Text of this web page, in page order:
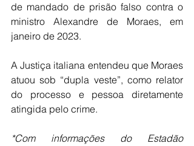
de mandado de prisão falso contra o
ministro Alexandre de Moraes, em
janeiro de 2023.
A Justiça italiana entendeu que Moraes
atuou sob “dupla veste”, como relator
do processo e pessoa diretamente
atingida pelo crime.
*Com informações do Estadão